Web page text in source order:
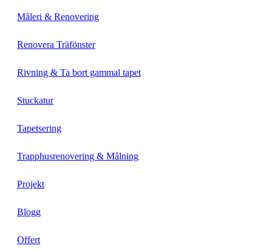
Måleri & Renovering
Renovera Träfönster
Rivning & Ta bort gammal tapet
Stuckatur
Tapetsering
Trapphusrenovering & Målning
Projekt
Blogg
Offert